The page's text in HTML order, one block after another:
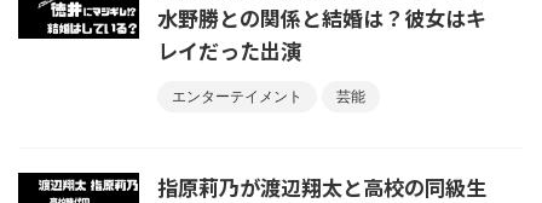
水野勝との関係と結婚は？彼女はキ
レイだった出演
エンターテイメント 芸能
指原莉乃が渡辺翔太と高校の同級生